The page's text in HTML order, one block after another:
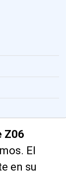
Z06
El
en su